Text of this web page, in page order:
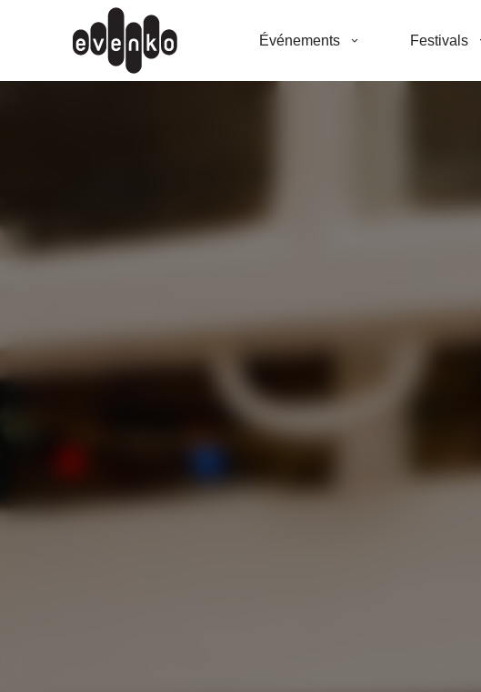
Événements Festivals